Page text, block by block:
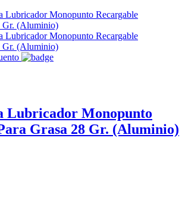
Lubricador Monopunto
Grasa 28 Gr. (Aluminio)